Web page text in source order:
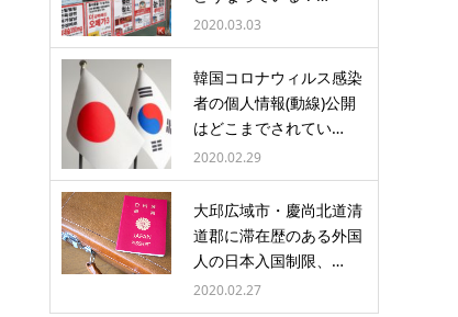
2020.03.03
韓国コロナウィルス感染
者の個人情報(動線)公開
はどこまでされてい…
2020.02.29
大邱広域市・慶尚北道清
道郡に滞在歴のある外国
人の日本入国制限、…
2020.02.27